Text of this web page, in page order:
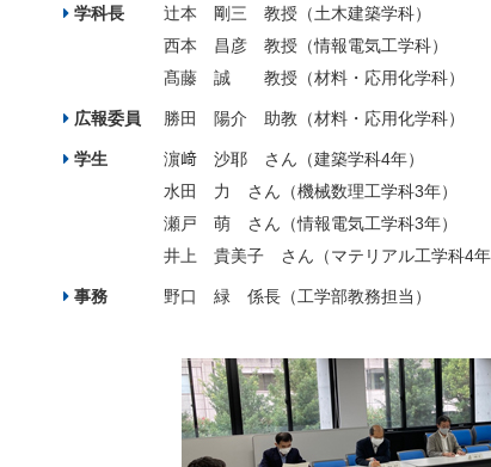
学科長
辻本 剛三 教授（土木建築学科）
西本 昌彦 教授（情報電気工学科）
髙藤 誠 教授（材料・応用化学科）
広報委員 勝田 陽介 助教（材料・応用化学科）
学生
濵﨑 沙耶 さん（建築学科4年）
水田 力 さん（機械数理工学科3年）
瀬戸 萌 さん（情報電気工学科3年）
井上 貴美子 さん（マテリアル工学科4年
事務 野口 緑 係長（工学部教務担当）